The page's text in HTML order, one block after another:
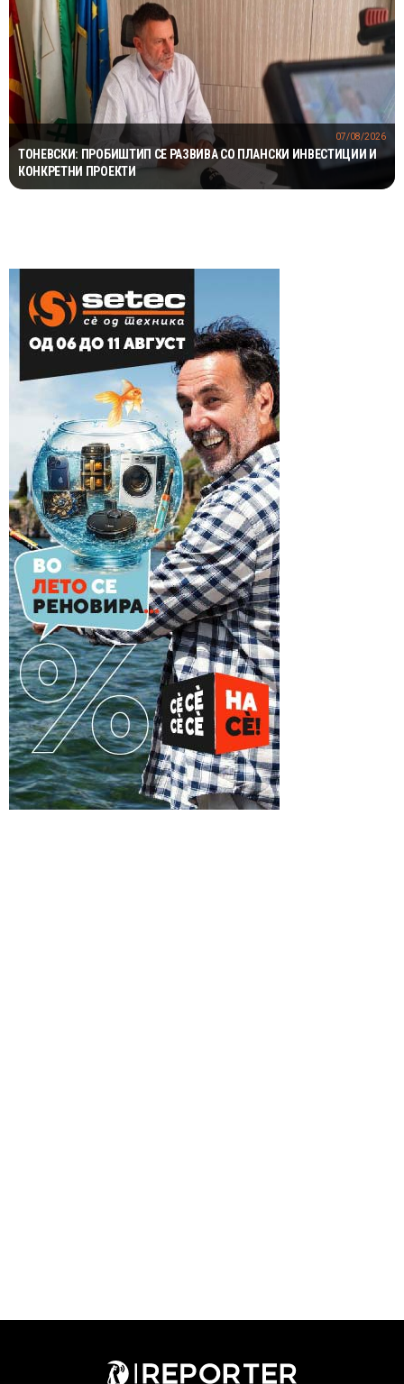
ТОНЕВСКИ: ПРОБИШТИП СЕ РАЗВИВА СО ПЛАНСКИ ИНВЕСТИЦИИ И
КОНКРЕТНИ ПРОЕКТИ
07/08/2026